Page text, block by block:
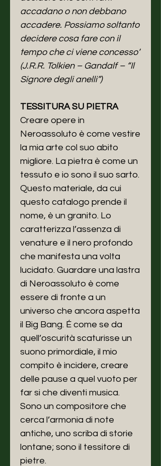
accadano o non debbano
accadere. Possiamo soltanto
decidere cosa fare con il
tempo che ci viene concesso”
(J.R.R. Tolkien – Gandalf – “Il
Signore degli anelli”)
TESSITURA SU PIETRA
Creare opere in
Neroassoluto è come vestire
la mia arte col suo abito
migliore. La pietra è come un
tessuto e io sono il suo sarto.
Questo materiale, da cui
questo catalogo prende il
nome, è un granito. Lo
caratterizza l’assenza di
venature e il nero profondo
che manifesta una volta
lucidato. Guardare una lastra
di Neroassoluto è come
essere di fronte a un
universo che ancora aspetta
il Big Bang. É come se da
quell’oscurità scaturisse un
suono primordiale, il mio
compito è incidere, creare
delle pause a quel vuoto per
far si che diventi musica.
Sono un compositore che
cerca l’armonia di note
antiche, uno scriba di storie
lontane; sono il tessitore di
pietre.